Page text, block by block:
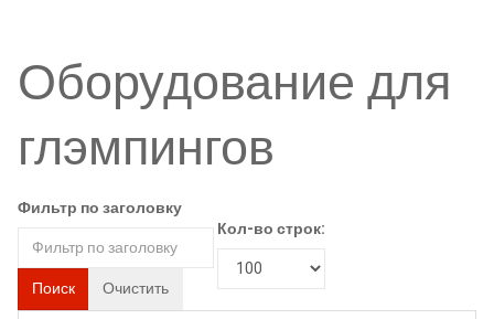
Оборудование для
глэмпингов
Фильтр по заголовку
Поиск Очистить
Кол-во строк: